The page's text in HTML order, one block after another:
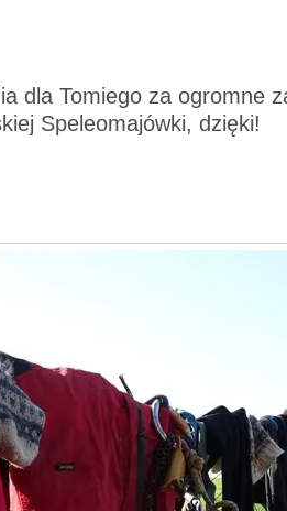
dla Tomiego za ogromne
Speleomajówki, dzięki!